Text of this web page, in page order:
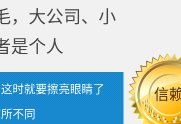
，大公司、小
是个人
时就要擦亮眼睛了
不同
信